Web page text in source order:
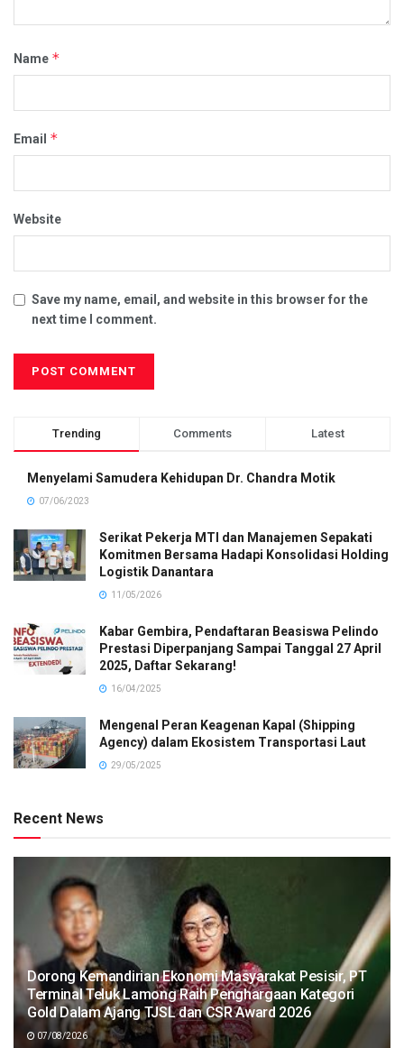
Name *
Email *
Website
Save my name, email, and website in this browser for the
next time I comment.
Trending Comments Latest
Menyelami Samudera Kehidupan Dr. Chandra Motik
07/06/2023
Serikat Pekerja MTI dan Manajemen Sepakati
Komitmen Bersama Hadapi Konsolidasi Holding
Logistik Danantara
11/05/2026
Kabar Gembira, Pendaftaran Beasiswa Pelindo
Prestasi Diperpanjang Sampai Tanggal 27 April
2025, Daftar Sekarang!
16/04/2025
Mengenal Peran Keagenan Kapal (Shipping
Agency) dalam Ekosistem Transportasi Laut
29/05/2025
Recent News
Dorong Kemandirian Ekonomi Masyarakat Pesisir, PT
Terminal Teluk Lamong Raih Penghargaan Kategori
Gold Dalam Ajang TJSL dan CSR Award 2026
07/08/2026